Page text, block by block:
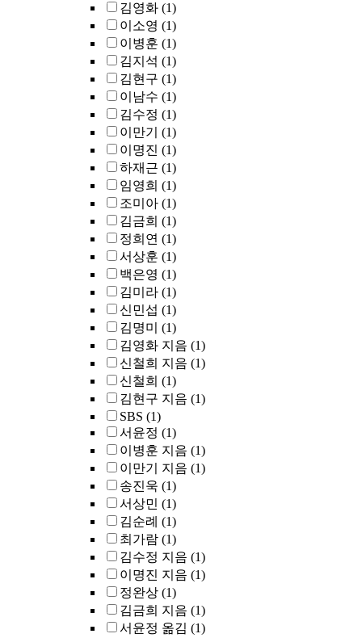
김영화 (1)
이소영 (1)
이병훈 (1)
김지석 (1)
김현구 (1)
이남수 (1)
김수정 (1)
이만기
(1)
이명진 (1)
하재근 (1)
임영희 (1)
조미아 (1)
김금희 (1)
정희연 (1)
서상훈 (1)
백은영 (1)
김미라 (1)
신민섭 (1)
김명미
(1)
김영화 지음 (1)
신철희 지음 (1)
신철희 (1)
김현구 지음 (1)
SBS (1)
서윤정 (1)
이병훈 지음 (1)
이만기 지음 (1)
송진욱 (1)
서상민 (1)
김순례 (1)
최가람 (1)
김수정 지음 (1)
이명진 지음 (1)
정완상 (1)
김금희 지음 (1)
서윤정 옮김 (1)